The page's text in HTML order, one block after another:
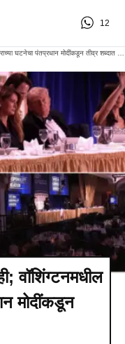
12
वॉशिंग्टनमधील
मोदींकडून